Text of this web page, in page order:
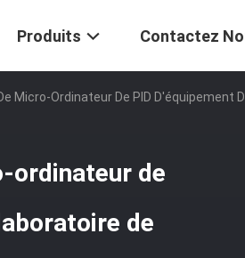
Produits Contactez
Micro-Ordinateur De PID D'équipement
ordinateur de
de